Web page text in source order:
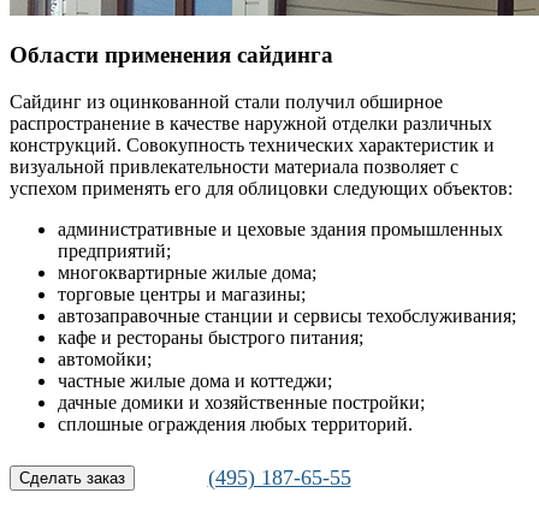
Области применения сайдинга
Сайдинг из оцинкованной стали получил обширное
распространение в качестве наружной отделки различных
конструкций. Совокупность технических характеристик и
визуальной привлекательности материала позволяет с
успехом применять его для облицовки следующих объектов:
административные и цеховые здания промышленных
предприятий;
многоквартирные жилые дома;
торговые центры и магазины;
автозаправочные станции и сервисы техобслуживания;
кафе и рестораны быстрого питания;
автомойки;
частные жилые дома и коттеджи;
дачные домики и хозяйственные постройки;
сплошные ограждения любых территорий.
Сделать заказ (495) 187-65-55